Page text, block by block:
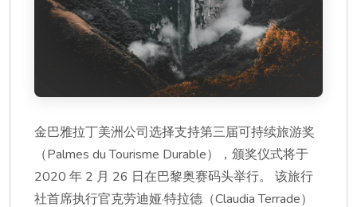
金巴雅拉丁美洲公司选择支持第三届可持续旅游奖
（Palmes du Tourisme Durable），颁奖仪式将于
2020 年 2 月 26 日在巴黎奥赛码头举行。 该旅行
社首席执行官克劳迪娅·特拉德（Claudia Terrade）